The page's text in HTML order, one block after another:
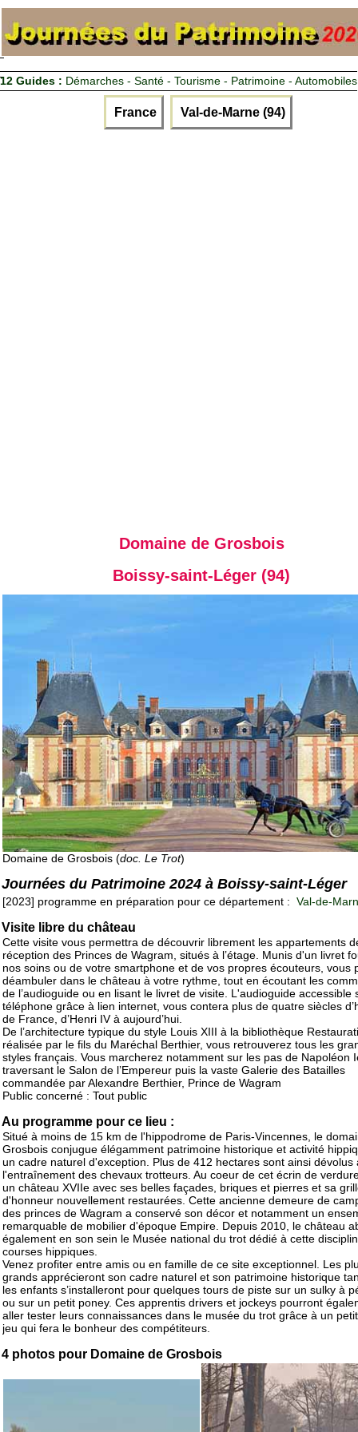
12 Guides : Démarches - Santé - Tourisme - Patrimoine - Automobiles
France Val-de-Marne (94)
Domaine de Grosbois
Boissy-saint-Léger (94)
Domaine de Grosbois (doc. Le Trot)
Journées du Patrimoine 2024 à Boissy-saint-Léger
[2023] programme en préparation pour ce département : Val-de-
Visite libre du château
Cette visite vous permettra de découvrir librement les appartements
réception des Princes de Wagram, situés à l’étage. Munis d'un livret
nos soins ou de votre smartphone et de vos propres écouteurs, vous
déambuler dans le château à votre rythme, tout en écoutant les
de l’audioguide ou en lisant le livret de visite. L'audioguide accessible
téléphone grâce à lien internet, vous contera plus de quatre siècles
de France, d’Henri IV à aujourd’hui.
De l’architecture typique du style Louis XIII à la bibliothèque
réalisée par le fils du Maréchal Berthier, vous retrouverez tous les
styles français. Vous marcherez notamment sur les pas de Napoléon
traversant le Salon de l’Empereur puis la vaste Galerie des Batailles
commandée par Alexandre Berthier, Prince de Wagram
Public concerné : Tout public
Au programme pour ce lieu :
Situé à moins de 15 km de l'hippodrome de Paris-Vincennes, le
Grosbois conjugue élégamment patrimoine historique et activité
un cadre naturel d'exception. Plus de 412 hectares sont ainsi dévolus
l'entraînement des chevaux trotteurs. Au coeur de cet écrin de
un château XVIIe avec ses belles façades, briques et pierres et sa
d'honneur nouvellement restaurées. Cette ancienne demeure de
des princes de Wagram a conservé son décor et notamment un
remarquable de mobilier d'époque Empire. Depuis 2010, le château
également en son sein le Musée national du trot dédié à cette
courses hippiques.
Venez profiter entre amis ou en famille de ce site exceptionnel. Les
grands apprécieront son cadre naturel et son patrimoine historique
les enfants s’installeront pour quelques tours de piste sur un sulky à
ou sur un petit poney. Ces apprentis drivers et jockeys pourront
aller tester leurs connaissances dans le musée du trot grâce à un
jeu qui fera le bonheur des compétiteurs.
4 photos pour Domaine de Grosbois